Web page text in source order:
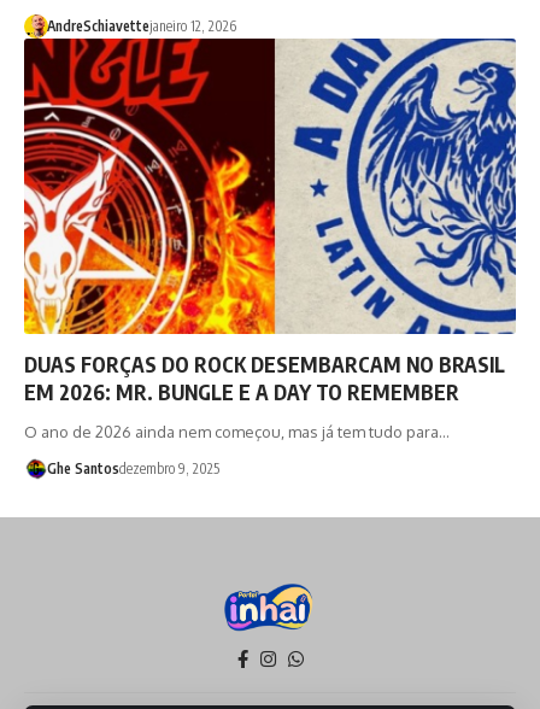
AndreSchiavettejaneiro 12, 2026
DUAS FORÇAS DO ROCK DESEMBARCAM NO BRASIL
EM 2026: MR. BUNGLE E A DAY TO REMEMBER
O ano de 2026 ainda nem começou, mas já tem tudo para…
Ghe Santosdezembro 9, 2025